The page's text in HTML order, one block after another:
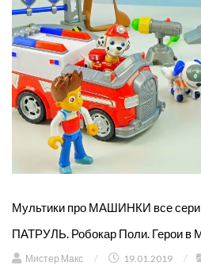
Мультики про МАШИНКИ все
ПАТРУЛЬ. Робокар Поли. Герои в
Мистер Макс / 19.01.2019 /